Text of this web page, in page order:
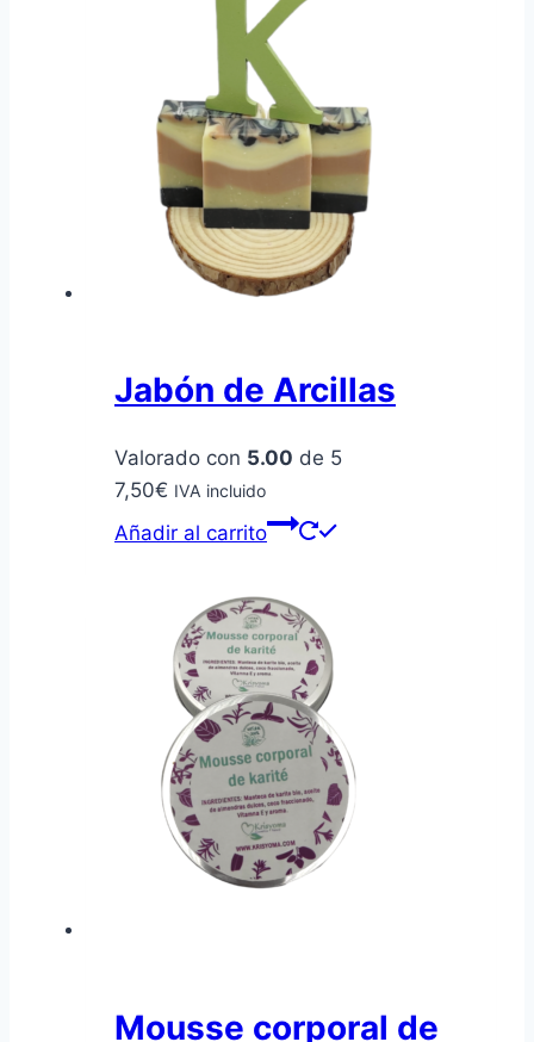
hasta
9,90€
Jabón de Arcillas
Valorado con 5.00 de 5
7,50€ IVA incluido
Añadir al carrito
Mousse corporal de